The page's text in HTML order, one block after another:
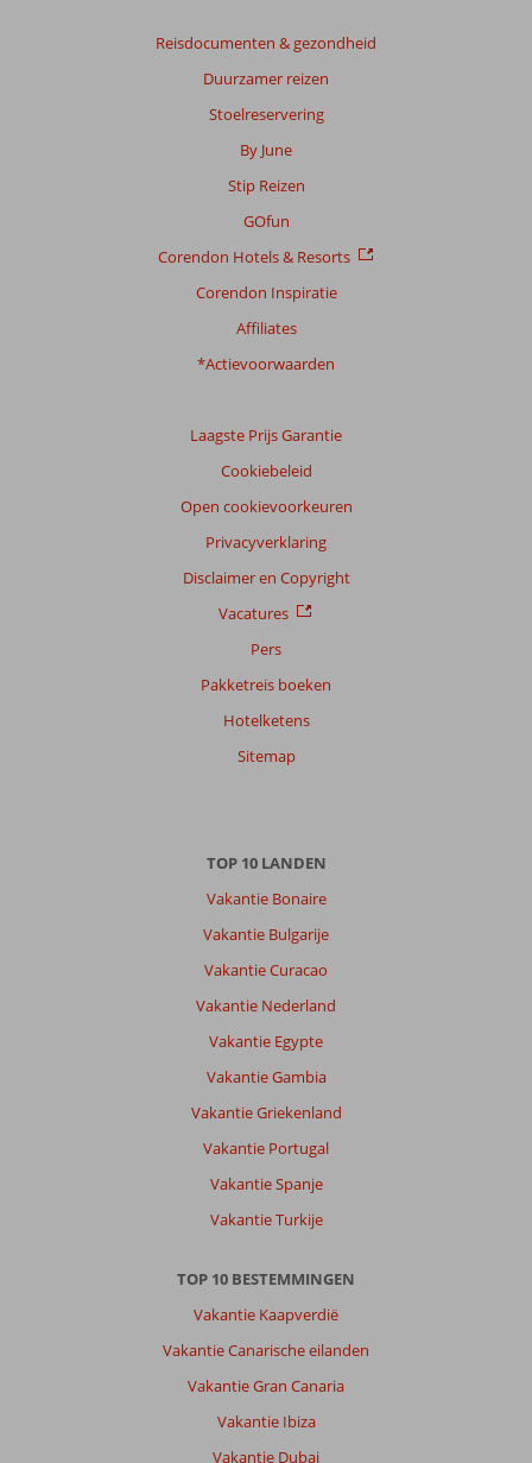
Reisdocumenten & gezondheid
Duurzamer reizen
Stoelreservering
By June
Stip Reizen
GOfun
Corendon Hotels & Resorts
Corendon Inspiratie
Affiliates
*Actievoorwaarden
Laagste Prijs Garantie
Cookiebeleid
Open cookievoorkeuren
Privacyverklaring
Disclaimer en Copyright
Vacatures
Pers
Pakketreis boeken
Hotelketens
Sitemap
TOP 10 LANDEN
Vakantie Bonaire
Vakantie Bulgarije
Vakantie Curacao
Vakantie Nederland
Vakantie Egypte
Vakantie Gambia
Vakantie Griekenland
Vakantie Portugal
Vakantie Spanje
Vakantie Turkije
TOP 10 BESTEMMINGEN
Vakantie Kaapverdië
Vakantie Canarische eilanden
Vakantie Gran Canaria
Vakantie Ibiza
Vakantie Dubai